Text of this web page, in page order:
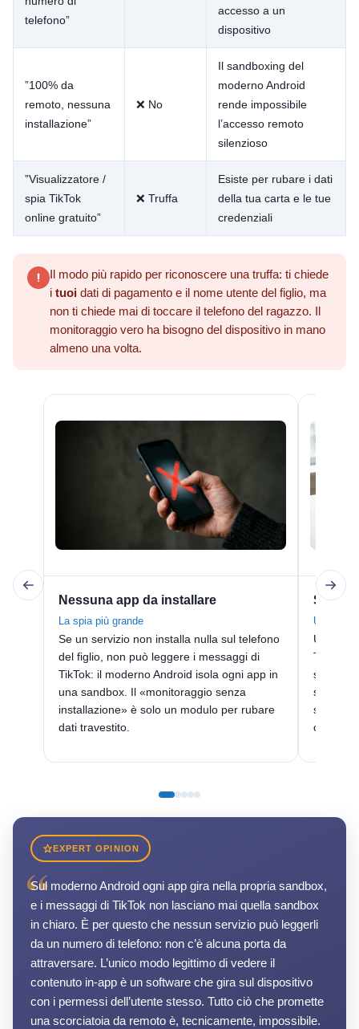
telefono”
accesso a un
dispositivo
”100% da
remoto, nessuna
installazione”
❌ No
Il sandboxing del
moderno Android
rende impossibile
l’accesso remoto
silenzioso
”Visualizzatore /
spia TikTok
online gratuito”
❌ Truffa
Esiste per rubare i dati
della tua carta e le tue
credenziali
Il modo più rapido per riconoscere una truffa: ti chiede
i tuoi dati di pagamento e il nome utente del figlio, ma
non ti chiede mai di toccare il telefono del ragazzo. Il
monitoraggio vero ha bisogno del dispositivo in mano
almeno una volta.
Nessuna app da installare
La spia più grande
Se un servizio non installa nulla sul telefono
del figlio, non può leggere i messaggi di
TikTok: il moderno Android isola ogni app in
una sandbox. Il «monitoraggio senza
installazione» è solo un modulo per rubare
dati travestito.
Solo il
Un ID
Un
TikTok
sblocca
solo da
ottenere
EXPERT OPINION
“
Sul moderno Android ogni app gira nella propria sandbox,
e i messaggi di TikTok non lasciano mai quella sandbox
in chiaro. È per questo che nessun servizio può leggerli
da un numero di telefono: non c’è alcuna porta da
attraversare. L’unico modo legittimo di vedere il
contenuto in-app è un software che gira sul dispositivo
con i permessi dell’utente stesso. Tutto ciò che promette
una scorciatoia da remoto è, tecnicamente, impossibile.